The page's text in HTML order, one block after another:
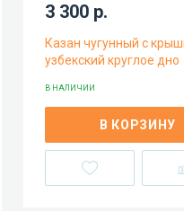
3 300 р.
Казан чугунный с
узбекский круглое дно
В НАЛИЧИИ
В КОРЗИНУ